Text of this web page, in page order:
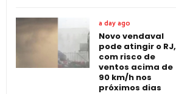
a day ago
Novo vendaval
pode atingir o RJ,
com risco de
ventos acima de
90 km/h nos
próximos dias